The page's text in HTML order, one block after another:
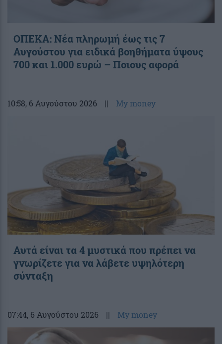
ΟΠΕΚΑ: Νέα πληρωμή έως τις 7
Αυγούστου για ειδικά βοηθήματα ύψους
700 και 1.000 ευρώ – Ποιους αφορά
10:58, 6 Αυγούστου 2026 || My money
Αυτά είναι τα 4 μυστικά που πρέπει να
γνωρίζετε για να λάβετε υψηλότερη
σύνταξη
07:44, 6 Αυγούστου 2026 || My money